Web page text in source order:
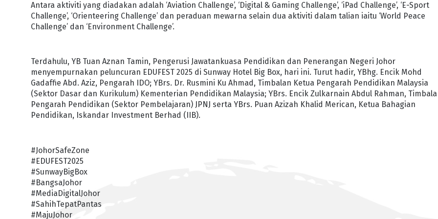
Antara aktiviti yang diadakan adalah ‘Aviation Challenge’, ‘Digital & Gaming Challenge’, ‘iPad Challenge’, ‘E-Sport
Challenge’, ‘Orienteering Challenge’ dan peraduan mewarna selain dua aktiviti dalam talian iaitu ‘World Peace
Challenge’ dan ‘Environment Challenge’.
Terdahulu, YB Tuan Aznan Tamin, Pengerusi Jawatankuasa Pendidikan dan Penerangan Negeri Johor
menyempurnakan peluncuran EDUFEST 2025 di Sunway Hotel Big Box, hari ini. Turut hadir, YBhg. Encik Mohd
Gadaffie Abd. Aziz, Pengarah IDO; YBrs. Dr. Rusmini Ku Ahmad, Timbalan Ketua Pengarah Pendidikan Malaysia
(Sektor Dasar dan Kurikulum) Kementerian Pendidikan Malaysia; YBrs. Encik Zulkarnain Abdul Rahman,
Pengarah Pendidikan (Sektor Pembelajaran) JPNJ serta YBrs. Puan Azizah Khalid Merican, Ketua Bahagian
Pendidikan, Iskandar Investment Berhad (IIB).
#JohorSafeZone
#EDUFEST2025
#SunwayBigBox
#BangsaJohor
#MediaDigitalJohor
#SahihTepatPantas
#MajuJohor